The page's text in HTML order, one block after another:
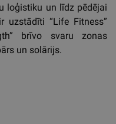
loģistiku un līdz pēdējai
uzstādīti “Life Fitness”
brīvo svaru zonas
un solārijs.